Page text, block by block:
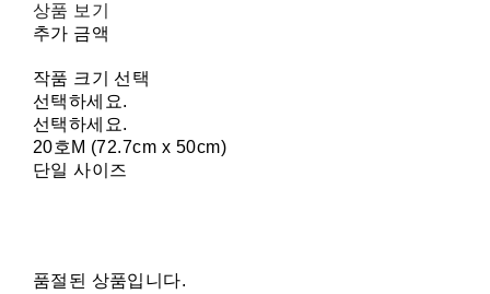
상품 보기
추가 금액
작품 크기 선택
선택하세요.
선택하세요.
20호M (72.7cm x 50cm)
단일 사이즈
품절된 상품입니다.